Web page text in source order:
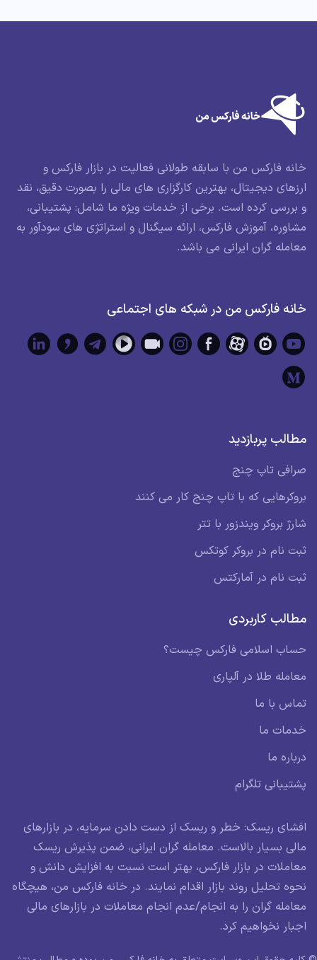
خانه فارکس من با سابقه طولانی فعالیت در بازار فارکس و
ارزهای دیجیتال، بهترین کارگزاری های مالی را بصورت دقیق، نقد
و بررسی کرده است. برخی از خدمات ویژه ما شامل: پشتیبانی،
مشاوره، آموزش فارکس، ارائه سیگنال و استراتژی های سودآور به
معامله گران ایرانی می باشد.
خانه فارکس من در شبکه های اجتماعی
مطالب پربازدید
صرافی تاپ چنج
بروکرهایی که با تاپ چنج کار می کنند
شارژ بروکر ویندزور با تتر
ثبت نام در بروکر کوتکس
ثبت نام در آمارکتس
مطالب کاربردی
حساب اسلامی فارکس چیست؟
معامله طلا در آلپاری
تماس با ما
خدمات ما
درباره ما
پشتیبانی تلگرام
افشای ریسک: خطر و ریسک از دست دادن سرمایه، در بازارهای
مالی بسیار بالاست. معامله گران ایرانی، ضمن پذیرش ریسک
معاملات در بازار فارکس، بهتر است نسبت به افزایش دانش و
نحوه تحلیل روند بازار اقدام نمایند. در خانه فارکس من، هیچگاه
معامله گران را به انجام/عدم انجام معاملات در بازارهای مالی
اجبار نخواهیم کرد.